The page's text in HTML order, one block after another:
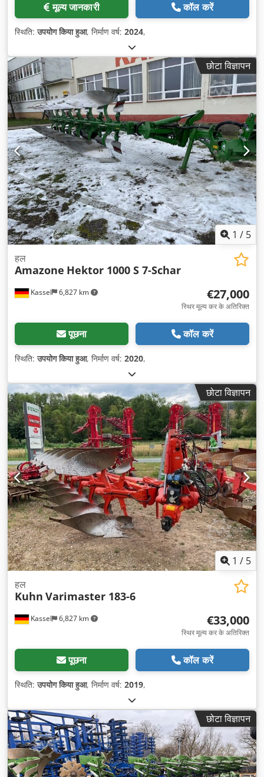
मूल्य जानकारी कॉल करें
स्थिति:उपयोग किया हुआ, निर्माण वर्ष: 2024,
छोटा विज्ञापन
1 / 5
Kassel 6,827 km
हल
Amazone Hektor 1000 S 7-Schar
€27,000
स्थिर मूल्य कर के अतिरिक्त
पूछना कॉल करें
स्थिति:उपयोग किया हुआ, निर्माण वर्ष: 2020,
छोटा विज्ञापन
1 / 5
Kassel 6,827 km
हल
Kuhn Varimaster 183-6
€33,000
स्थिर मूल्य कर के अतिरिक्त
पूछना कॉल करें
स्थिति:उपयोग किया हुआ, निर्माण वर्ष: 2019,
छोटा विज्ञापन